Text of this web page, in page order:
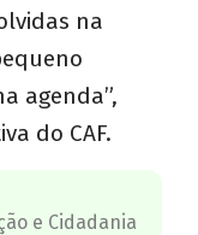
na
agenda”,
do CAF.
e Cidadania